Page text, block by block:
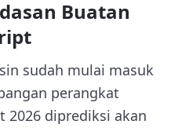
Buatan
sudah mulai masuk
perangkat
2026 diprediksi akan